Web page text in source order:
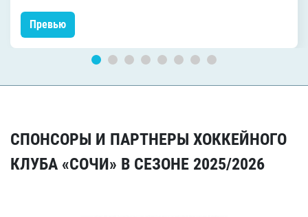
Превью
СПОНСОРЫ И ПАРТНЕРЫ ХОККЕЙНОГО
КЛУБА «СОЧИ» В СЕЗОНЕ 2025/2026